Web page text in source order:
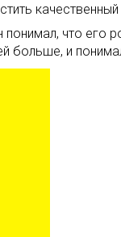
что его
больше, и